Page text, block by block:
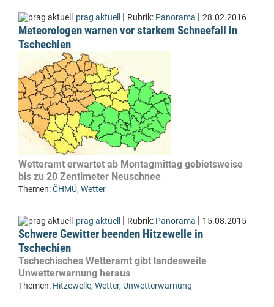
prag aktuell | Rubrik: Panorama | 28.02.2016
Meteorologen warnen vor starkem Schneefall in
Tschechien
Wetteramt erwartet ab Montagmittag gebietsweise
bis zu 20 Zentimeter Neuschnee
Themen:ČHMÚ, Wetter
prag aktuell | Rubrik: Panorama | 15.08.2015
Schwere Gewitter beenden Hitzewelle in
Tschechien
Tschechisches Wetteramt gibt landesweite
Unwetterwarnung heraus
Themen: Hitzewelle, Wetter, Unwetterwarnung